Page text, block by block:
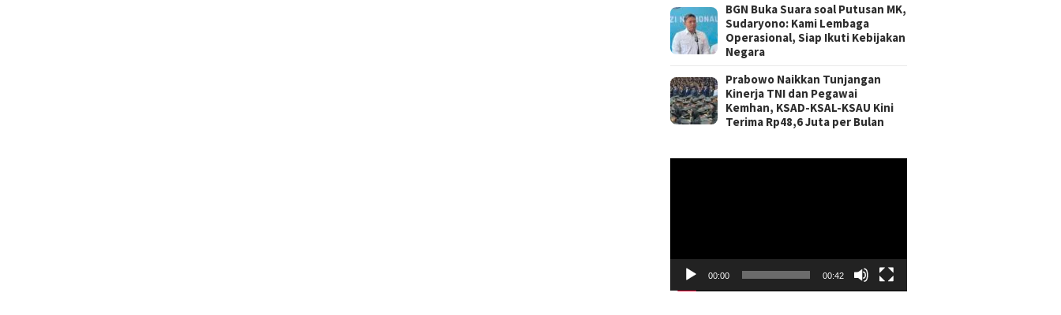
BGN Buka Suara soal Putusan MK,
Sudaryono: Kami Lembaga
Operasional, Siap Ikuti Kebijakan
Negara
Prabowo Naikkan Tunjangan
Kinerja TNI dan Pegawai
Kemhan, KSAD-KSAL-KSAU Kini
Terima Rp48,6 Juta per Bulan
00:00 00:42